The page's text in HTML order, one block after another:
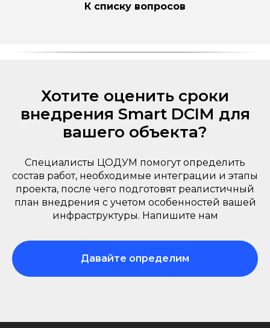
К списку вопросов
Хотите оценить сроки
внедрения Smart DCIM для
вашего объекта?
Специалисты ЦОДУМ помогут определить
состав работ, необходимые интеграции и этапы
проекта, после чего подготовят реалистичный
план внедрения с учетом особенностей вашей
инфраструктуры. Напишите нам
Давайте определим